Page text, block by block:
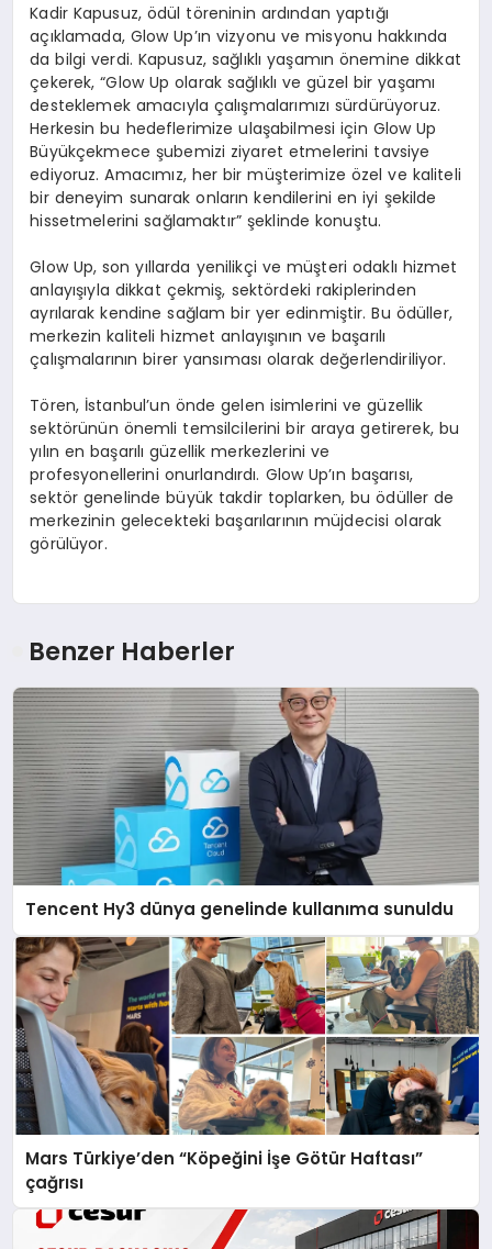
Kadir Kapusuz, ödül töreninin ardından yaptığı
açıklamada, Glow Up’ın vizyonu ve misyonu hakkında
da bilgi verdi. Kapusuz, sağlıklı yaşamın önemine dikkat
çekerek, “Glow Up olarak sağlıklı ve güzel bir yaşamı
desteklemek amacıyla çalışmalarımızı sürdürüyoruz.
Herkesin bu hedeflerimize ulaşabilmesi için Glow Up
Büyükçekmece şubemizi ziyaret etmelerini tavsiye
ediyoruz. Amacımız, her bir müşterimize özel ve kaliteli
bir deneyim sunarak onların kendilerini en iyi şekilde
hissetmelerini sağlamaktır” şeklinde konuştu.
Glow Up, son yıllarda yenilikçi ve müşteri odaklı hizmet
anlayışıyla dikkat çekmiş, sektördeki rakiplerinden
ayrılarak kendine sağlam bir yer edinmiştir. Bu ödüller,
merkezin kaliteli hizmet anlayışının ve başarılı
çalışmalarının birer yansıması olarak değerlendiriliyor.
Tören, İstanbul’un önde gelen isimlerini ve güzellik
sektörünün önemli temsilcilerini bir araya getirerek, bu
yılın en başarılı güzellik merkezlerini ve
profesyonellerini onurlandırdı. Glow Up’ın başarısı,
sektör genelinde büyük takdir toplarken, bu ödüller de
merkezinin gelecekteki başarılarının müjdecisi olarak
görülüyor.
Benzer Haberler
Tencent Hy3 dünya genelinde kullanıma sunuldu
Mars Türkiye’den “Köpeğini İşe Götür Haftası”
çağrısı